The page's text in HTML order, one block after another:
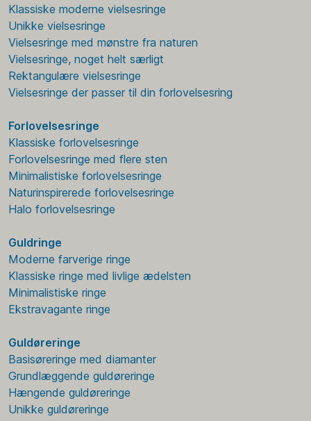
Klassiske moderne vielsesringe
Unikke vielsesringe
Vielsesringe med mønstre fra naturen
Vielsesringe, noget helt særligt
Rektangulære vielsesringe
Vielsesringe der passer til din forlovelsesring
Forlovelsesringe
Klassiske forlovelsesringe
Forlovelsesringe med flere sten
Minimalistiske forlovelsesringe
Naturinspirerede forlovelsesringe
Halo forlovelsesringe
Guldringe
Moderne farverige ringe
Klassiske ringe med livlige ædelsten
Minimalistiske ringe
Ekstravagante ringe
Guldøreringe
Basisøreringe med diamanter
Grundlæggende guldøreringe
Hængende guldøreringe
Unikke guldøreringe